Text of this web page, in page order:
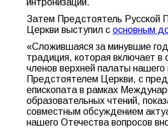
интронизации.
Затем Предстоятель Русской
Церкви выступил с основным
«Сложившаяся за минувшие
традиция, которая включает в
членов верхней палаты нашего
Предстоятелем Церкви, с
епископата в рамках
образовательных чтений,
совместным обсуждением
нашего Отечества вопросов